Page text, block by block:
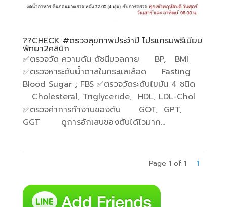
??CHECK #ตรวจสุขภาพประจำปี โปรแกรมพรีเมียม
พัทยา2คลินิก
✅️ตรวจวัด ความดัน ดัชนีมวลกาย BP, BMI
✅️ตรวจหาระดับน้ำตาลในกระแสเลือด Fasting
Blood Sugar ; FBS ✅️ตรวจวัดระดับไขมัน 4 ชนิด
Cholesteral, Triglyceride, HDL, LDL-Chol
✅️ตรวจค่าการทำงานของตับ GOT, GPT,
GGT ดูการอักเสบของตับได้ไวมาก...
Page 1 of 1 1